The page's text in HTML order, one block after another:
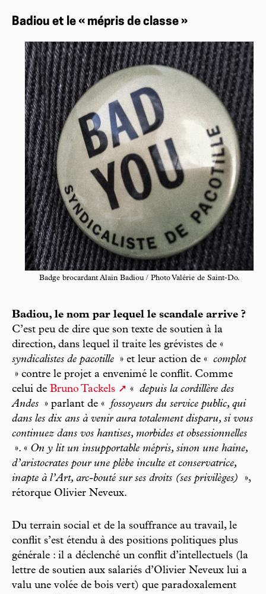
Badiou et le « mépris de classe »
Badge brocardant Alain Badiou / Photo Valérie de Saint-Do.
Badiou, le nom par lequel le scandale arrive ?
C’est peu de dire que son texte de soutien à la
direction, dans lequel il traite les grévistes de «
syndicalistes de pacotille » et leur action de « complot
» contre le projet a envenimé le conflit. Comme
celui de Bruno Tackels « depuis la cordillère des
Andes » parlant de «
fossoyeurs du service public, qui
dans les dix ans à venir aura totalement disparu, si vous
continuez dans vos hantises, morbides et obsessionnelles
». « On y lit un insupportable mépris, sinon une haine,
d’aristocrates pour une plèbe inculte et conservatrice,
inapte à l’Art, arc-bouté sur ses droits (ses privilèges)
»,
rétorque Olivier Neveux.
Du terrain social et de la souffrance au travail, le
conflit s’est étendu à des positions politiques plus
générale : il a déclenché un conflit d’intellectuels (la
lettre de soutien aux salariés d’Olivier Neveux lui a
valu une volée de bois vert) que paradoxalement